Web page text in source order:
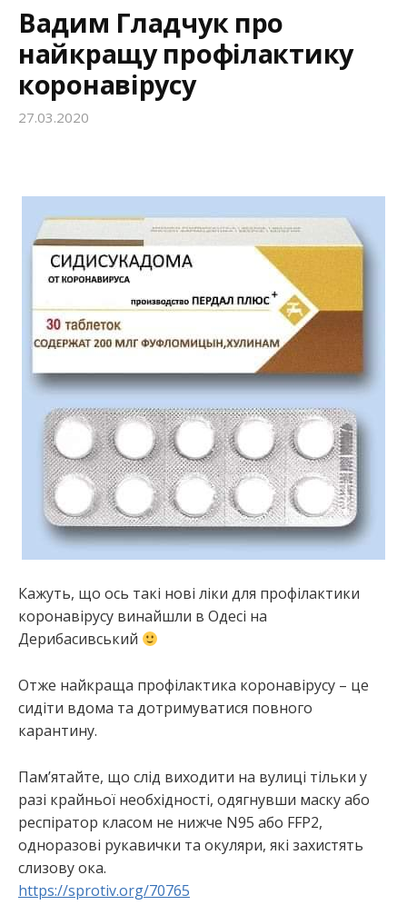
Вадим Гладчук про
найкращу профілактику
коронавірусу
27.03.2020
Кажуть, що ось такі нові ліки для профілактики
коронавірусу винайшли в Одесі на
Дерибасивський
Отже найкраща профілактика коронавірусу – це
сидіти вдома та дотримуватися повного
карантину.
Пам’ятайте, що слід виходити на вулиці тільки у
разі крайньої необхідності, одягнувши маску або
респіратор класом не нижче N95 або FFP2,
одноразові рукавички та окуляри, які захистять
слизову ока.
https://sprotiv.org/70765